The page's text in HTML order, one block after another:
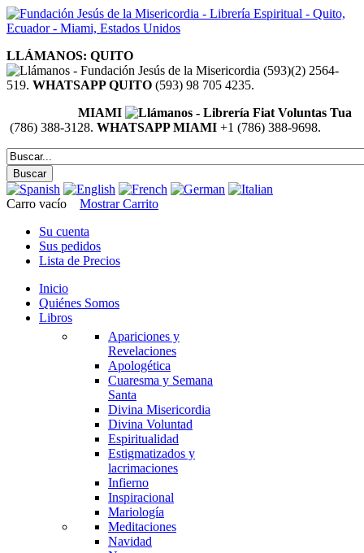
LLÁMANOS: QUITO
(593)(2) 2564-
519. WHATSAPP QUITO (593) 98 705 4235.
MIAMI
(786) 388-3128. WHATSAPP MIAMI +1 (786) 388-9698.
Carro vacío
Mostrar Carrito
Su cuenta
Sus pedidos
Lista de Precios
Inicio
Quiénes Somos
Libros
Apariciones y
Revelaciones
Apologética
Cuaresma y Semana
Santa
Divina Misericordia
Divina Voluntad
Espiritualidad
Estigmatizados y
lacrimaciones
Infierno
Inspiracional
Mariología
Meditaciones
Navidad